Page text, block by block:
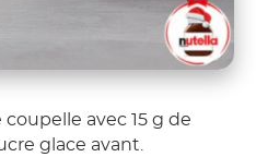
avec 15 g de
glace avant.